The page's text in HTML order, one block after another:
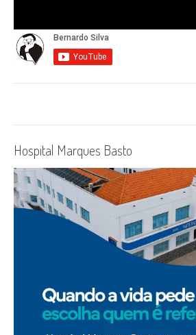
Hospital Marques Basto